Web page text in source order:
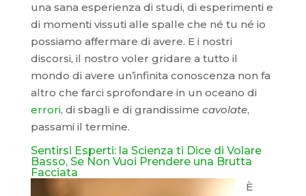
una sana esperienza di studi, di esperimenti e
di momenti vissuti alle spalle che né tu né io
possiamo affermare di avere. E i nostri
discorsi, il nostro voler gridare a tutto il
mondo di avere un’infinita conoscenza non fa
altro che farci sprofondare in un oceano di
errori, di sbagli e di grandissime cavolate,
passami il termine.
Sentirsi Esperti: la Scienza ti Dice di Volare
Basso, Se Non Vuoi Prendere una Brutta
Facciata
È